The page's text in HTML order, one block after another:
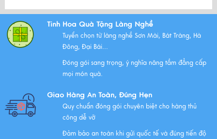
Bộ Tam Sự Là Gì ? Bộ Tam Sự Có Ý Nghĩa Như Thế Nào
Trong Văn Hóa Thờ Cúng?
Xem thêm
Xem thêm
Tinh Hoa Quà Tặng Làng Nghề
Tuyển chọn từ làng nghề Sơn Mài, Bát Tràng, Hà
Đông, Đại Bái...
Đóng gói sang trọng, ý nghĩa nâng tầm đẳng cấp
mọi món quà.
Giao Hàng An Toàn, Đúng Hẹn
Quy chuẩn đóng gói chuyên biệt cho hàng thủ
công dễ vỡ
Đảm bảo an toàn khi gửi quốc tế và đúng tiến độ